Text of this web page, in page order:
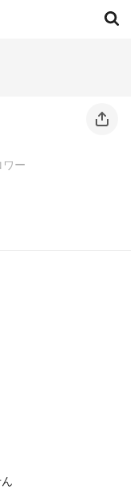
ワー